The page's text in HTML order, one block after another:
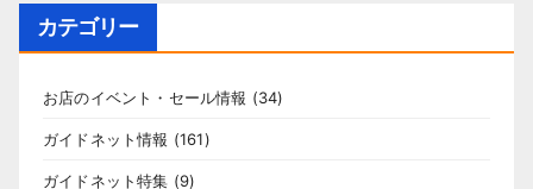
カテゴリー
お店のイベント・セール情報 (34)
ガイドネット情報 (161)
ガイドネット特集 (9)